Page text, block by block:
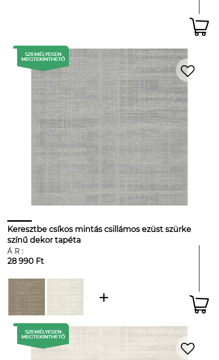
Keresztbe csíkos mintás csillámos ezüst szürke
színű dekor tapéta
ÁR:
28 990 Ft